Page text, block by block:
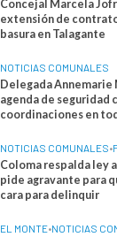
Concejal Marcela
extensión de
basura en Talagante
NOTICIAS COMUNALES
Delegada
agenda de seguridad
coordinaciones en
NOTICIAS COMUNALES•
Coloma respalda ley
pide agravante para
cara para delinquir
EL MONTE•NOTICIAS